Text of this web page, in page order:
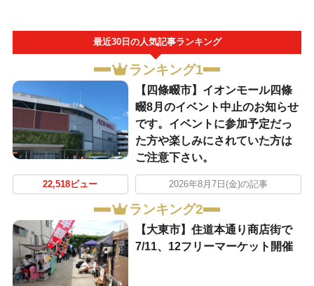
最近30日の人気記事ランキング
ランキング1
【四條畷市】イオンモール四條
畷8月のイベント中止のお知らせ
です。イベントに参加予定だっ
た方や楽しみにされていた方は
ご注意下さい。
22,518ビュー 2026年8月7日(金)の記事
ランキング2
【大東市】住道本通り商店街で
7/11、12フリーマーケット開催